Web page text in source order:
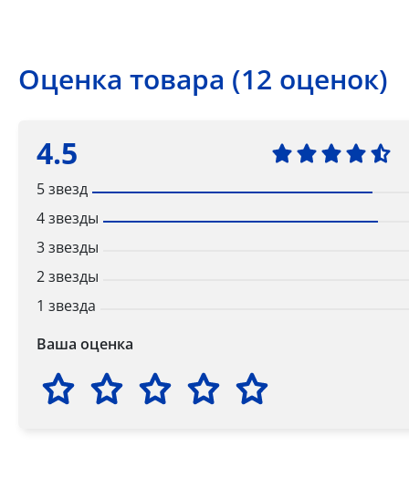
Оценка товара (12 оценок)
4.5
5 звезд
4 звезды
3 звезды
2 звезды
1 звезда
Ваша оценка